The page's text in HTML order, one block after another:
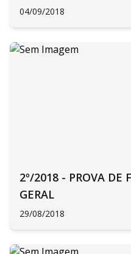
04/09/2018
2º/2018 - PROVA DE
GERAL
29/08/2018